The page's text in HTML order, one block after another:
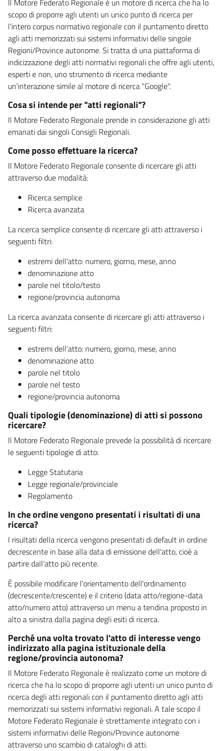
Il Motore Federato Regionale è un motore di ricerca che ha lo
scopo di proporre agli utenti un unico punto di ricerca per
l'intero corpus normativo regionale con il puntamento diretto
agli atti memorizzati sui sistemi informativi delle singole
Regioni/Province autonome. Si tratta di una piattaforma di
indicizzazione degli atti normativi regionali che offre agli utenti,
esperti e non, uno strumento di ricerca mediante
un'interazione simile al motore di ricerca "Google".
Cosa si intende per "atti regionali"?
Il Motore Federato Regionale prende in considerazione gli atti
emanati dai singoli Consigli Regionali.
Come posso effettuare la ricerca?
Il Motore Federato Regionale consente di ricercare gli atti
attraverso due modalità:
Ricerca semplice
Ricerca avanzata
La ricerca semplice consente di ricercare gli atti attraverso i
seguenti filtri:
estremi dell'atto: numero, giorno, mese, anno
denominazione atto
parole nel titolo/testo
regione/provincia autonoma
La ricerca avanzata consente di ricercare gli atti attraverso i
seguenti filtri:
estremi dell'atto: numero, giorno, mese, anno
denominazione atto
parole nel titolo
parole nel testo
regione/provincia autonoma
Quali tipologie (denominazione) di atti si possono
ricercare?
Il Motore Federato Regionale prevede la possibilità di ricercare
le seguenti tipologie di atto:
Legge Statutaria
Legge regionale/provinciale
Regolamento
In che ordine vengono presentati i risultati di una
ricerca?
I risultati della ricerca vengono presentati di default in ordine
decrescente in base alla data di emissione dell'atto, cioè a
partire dall'atto più recente.
È possibile modificare l'orientamento dell'ordinamento
(decrescente/crescente) e il criterio (data atto/regione-data
atto/numero atto) attraverso un menu a tendina proposto in
alto a sinistra dalla pagina degli esiti di ricerca.
Perché una volta trovato l'atto di interesse vengo
indirizzato alla pagina istituzionale della
regione/provincia autonoma?
Il Motore Federato Regionale è realizzato come un motore di
ricerca che ha lo scopo di proporre agli utenti un unico punto di
ricerca degli atti regionali con il puntamento diretto agli atti
memorizzati sui sistemi informativi regionali. A tale scopo il
Motore Federato Regionale è strettamente integrato con i
sistemi informativi delle Regioni/Province autonome
attraverso uno scambio di cataloghi di atti.